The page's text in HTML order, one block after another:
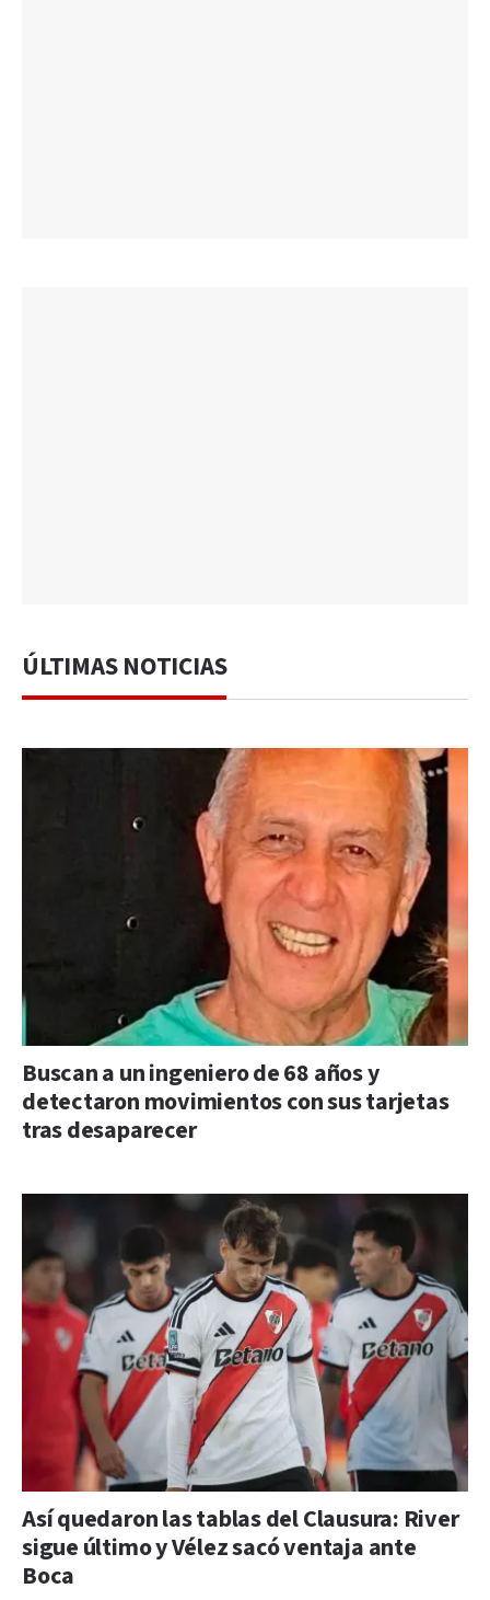
ÚLTIMAS NOTICIAS
Buscan a un ingeniero de 68 años y
detectaron movimientos con sus tarjetas
tras desaparecer
Así quedaron las tablas del Clausura: River
sigue último y Vélez sacó ventaja ante
Boca